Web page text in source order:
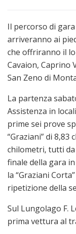
Il percorso di
arriveranno ai
che offriranno il
Cavaion, Caprino
San Zeno di
La partenza
Assistenza in
prime sei prove
“Graziani” di 8,83
chilometri, tutti
finale della gara
la “Graziani
ripetizione della
Sul Lungolago F.
prima vettura al